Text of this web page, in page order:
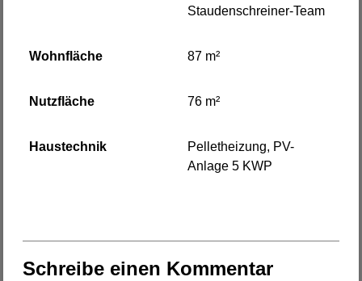
Staudenschreiner-Team
Wohnfläche 87 m²
Nutzfläche 76 m²
Haustechnik
Pelletheizung, PV-
Anlage 5 KWP
Schreibe einen Kommentar